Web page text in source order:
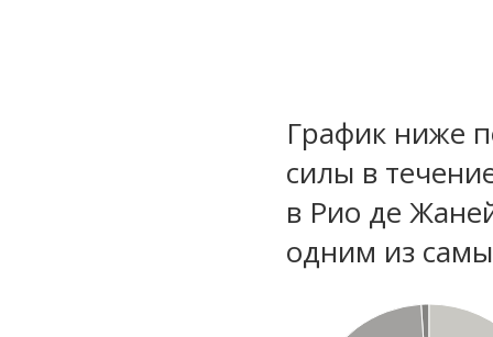
График ниже
силы в
в Рио де
одним из